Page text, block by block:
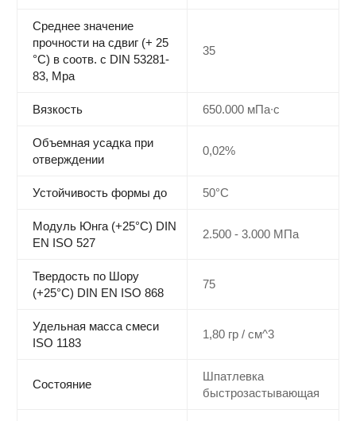
Среднее значение
прочности на сдвиг (+ 25
°С) в соотв. с DIN 53281-
83, Мра
35
Вязкость 650.000 мПа∙с
Объемная усадка при
отверждении
0,02%
Устойчивость формы до 50°C
Модуль Юнга (+25°C) DIN
EN ISO 527
2.500 - 3.000 МПа
Твердость по Шору
(+25°C) DIN EN ISO 868
75
Удельная масса смеси
ISO 1183
1,80 гр / см^3
Состояние
Шпатлевка
быстрозастывающая